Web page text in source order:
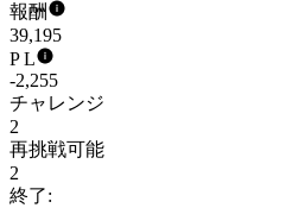
報酬
39,195
P L
-2,255
チャレンジ
2
再挑戦可能
2
終了: